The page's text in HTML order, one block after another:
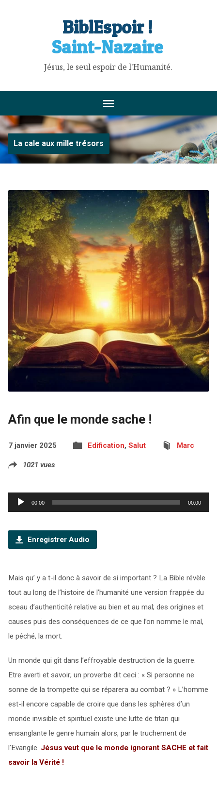
BiblEspoir !
Saint-Nazaire
Jésus, le seul espoir de l'Humanité.
La cale aux mille trésors
Afin que le monde sache !
7 janvier 2025 Edification, Salut Marc
1021 vues
Lecteur
audio
00:00 00:00
Enregistrer Audio
Mais qu’ y a t-il donc à savoir de si important ? La Bible révèle
tout au long de l’histoire de l’humanité une version frappée du
sceau d’authenticité relative au bien et au mal; des origines et
causes puis des conséquences de ce que l’on nomme le mal,
le péché, la mort.
Un monde qui gît dans l’effroyable destruction de la guerre.
Etre averti et savoir; un proverbe dit ceci : « Si personne ne
sonne de la trompette qui se réparera au combat ? » L’homme
est-il encore capable de croire que dans les sphères d’un
monde invisible et spirituel existe une lutte de titan qui
ensanglante le genre humain alors, par le truchement de
l’Evangile. Jésus veut que le monde ignorant SACHE et fait
savoir la Vérité !